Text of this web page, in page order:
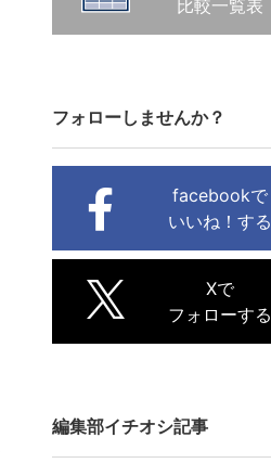
比較一覧表
フォローしませんか？
facebookで
いいね！する
Xで
フォローする
編集部イチオシ記事